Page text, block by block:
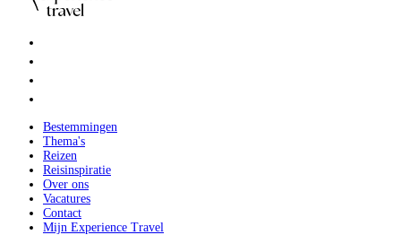
Bestemmingen
Thema's
Reizen
Reisinspiratie
Over ons
Vacatures
Contact
Mijn Experience Travel